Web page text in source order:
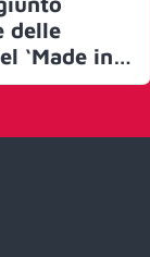
delle
‘Made in
80 miliardi
Accenture